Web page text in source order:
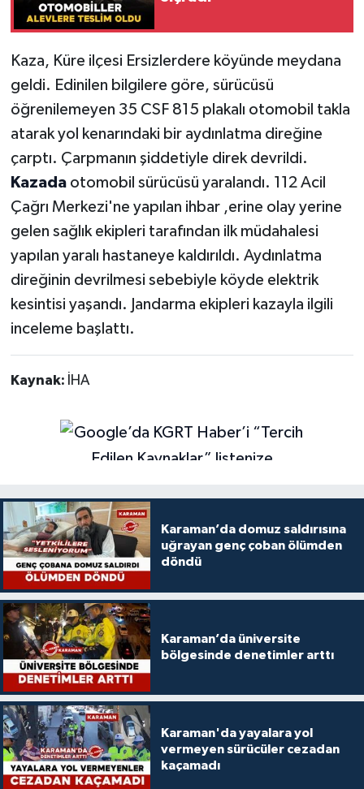
Kaza, Küre ilçesi Ersizlerdere köyünde meydana
geldi. Edinilen bilgilere göre, sürücüsü
öğrenilemeyen 35 CSF 815 plakalı otomobil takla
atarak yol kenarındaki bir aydınlatma direğine
çarptı. Çarpmanın şiddetiyle direk devrildi.
Kazada otomobil sürücüsü yaralandı. 112 Acil
Çağrı Merkezi'ne yapılan ihbar ,erine olay yerine
gelen sağlık ekipleri tarafından ilk müdahalesi
yapılan yaralı hastaneye kaldırıldı. Aydınlatma
direğinin devrilmesi sebebiyle köyde elektrik
kesintisi yaşandı. Jandarma ekipleri kazayla ilgili
inceleme başlattı.
Kaynak: İHA
Karaman’da domuz saldırısına
uğrayan genç çoban ölümden
döndü
Karaman’da üniversite
bölgesinde denetimler arttı
Karaman'da yayalara yol
vermeyen sürücüler cezadan
kaçamadı